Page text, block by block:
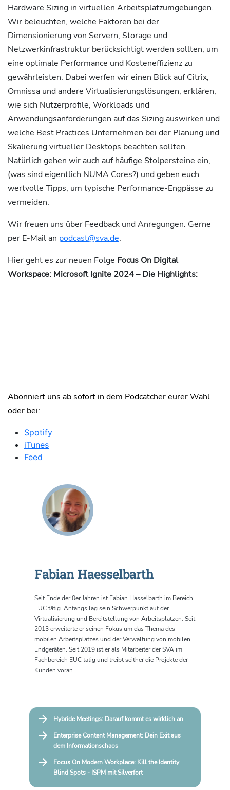
Hardware Sizing in virtuellen Arbeitsplatzumgebungen.
Wir beleuchten, welche Faktoren bei der
Dimensionierung von Servern, Storage und
Netzwerkinfrastruktur berücksichtigt werden sollten, um
eine optimale Performance und Kosteneffizienz zu
gewährleisten. Dabei werfen wir einen Blick auf Citrix,
Omnissa und andere Virtualisierungslösungen, erklären,
wie sich Nutzerprofile, Workloads und
Anwendungsanforderungen auf das Sizing auswirken und
welche Best Practices Unternehmen bei der Planung und
Skalierung virtueller Desktops beachten sollten.
Natürlich gehen wir auch auf häufige Stolpersteine ein,
(was sind eigentlich NUMA Cores?) und geben euch
wertvolle Tipps, um typische Performance-Engpässe zu
vermeiden.
Wir freuen uns über Feedback und Anregungen. Gerne
per E-Mail an podcast@sva.de.
Hier geht es zur neuen Folge Focus On Digital
Workspace: Microsoft Ignite 2024 – Die Highlights:
Abonniert uns ab sofort in dem Podcatcher eurer Wahl
oder bei:
Spotify
iTunes
Feed
Fabian Haesselbarth
Seit Ende der 0er Jahren ist Fabian Hässelbarth im Bereich
EUC tätig. Anfangs lag sein Schwerpunkt auf der
Virtualisierung und Bereitstellung von Arbeitsplätzen. Seit
2013 erweiterte er seinen Fokus um das Thema des
mobilen Arbeitsplatzes und der Verwaltung von mobilen
Endgeräten. Seit 2019 ist er als Mitarbeiter der SVA im
Fachbereich EUC tätig und treibt seither die Projekte der
Kunden voran.
Hybride Meetings: Darauf kommt es wirklich an
Enterprise Content Management: Dein Exit aus
dem Informationschaos
Focus On Modern Workplace: Kill the Identity
Blind Spots - ISPM mit Silverfort